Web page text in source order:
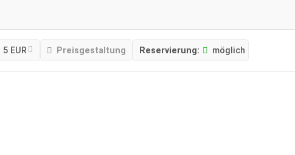
5 EUR Preisgestaltung Reservierung: möglich